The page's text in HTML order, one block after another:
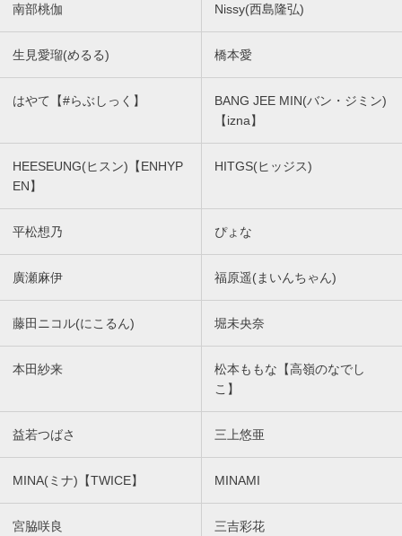
南部桃伽 Nissy(西島隆弘)
生見愛瑠(めるる) 橋本愛
はやて【#らぶしっく】
BANG JEE MIN(バン・ジミン)
【izna】
HEESEUNG(ヒスン)【ENHYP
EN】
HITGS(ヒッジス)
平松想乃 ぴょな
廣瀬麻伊 福原遥(まいんちゃん)
藤田ニコル(にこるん) 堀未央奈
本田紗来
松本ももな【高嶺のなでし
こ】
益若つばさ 三上悠亜
MINA(ミナ)【TWICE】 MINAMI
宮脇咲良 三吉彩花